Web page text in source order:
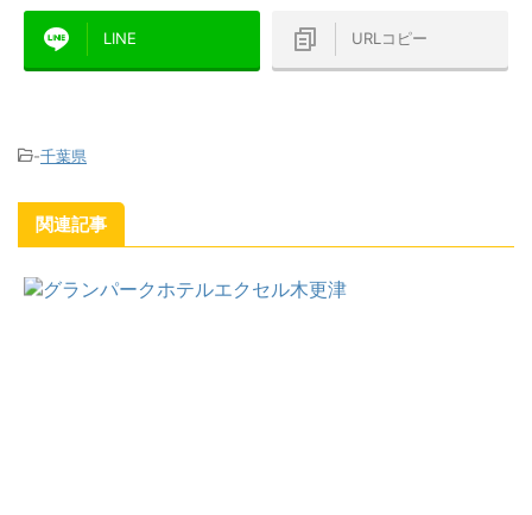
LINE URLコピー
-千葉県
関連記事